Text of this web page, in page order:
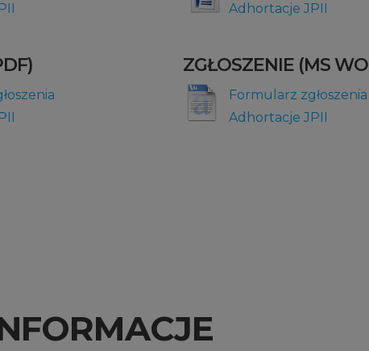
Adhortacje JPII
ZGŁOSZENIE (MS
Formularz zgłoszenia
Adhortacje JPII